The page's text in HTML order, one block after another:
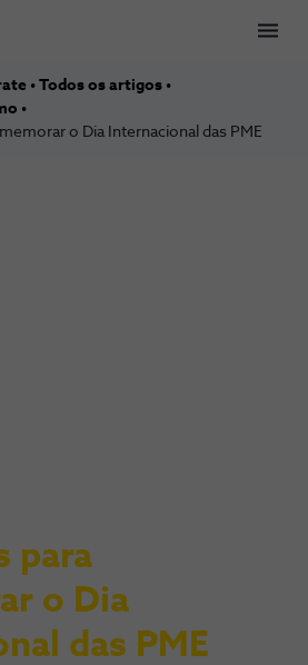
Todos os artigos
o Dia Internacional das PME
para
o Dia
das PME